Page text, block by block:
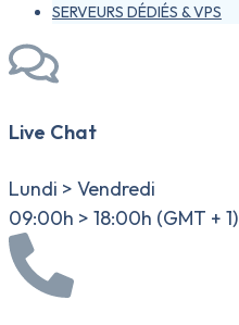
SERVEURS DÉDIÉS & VPS
Live Chat
Lundi > Vendredi
09:00h > 18:00h (GMT + 1)